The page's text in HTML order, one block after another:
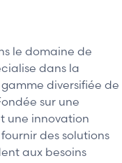
le domaine de
dans la
diversifiée de
sur une
une innovation
des solutions
aux besoins